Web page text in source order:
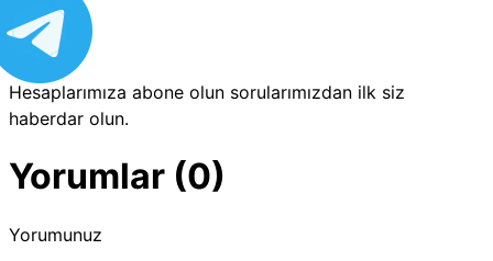
Hesaplarımıza abone olun sorularımızdan ilk siz
haberdar olun.
Yorumlar (0)
Yorumunuz